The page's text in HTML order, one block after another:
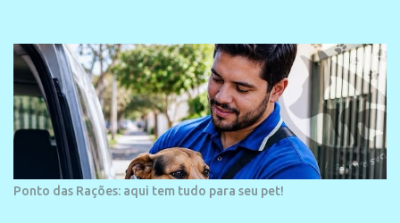
Ponto das Rações: aqui tem tudo para seu pet!